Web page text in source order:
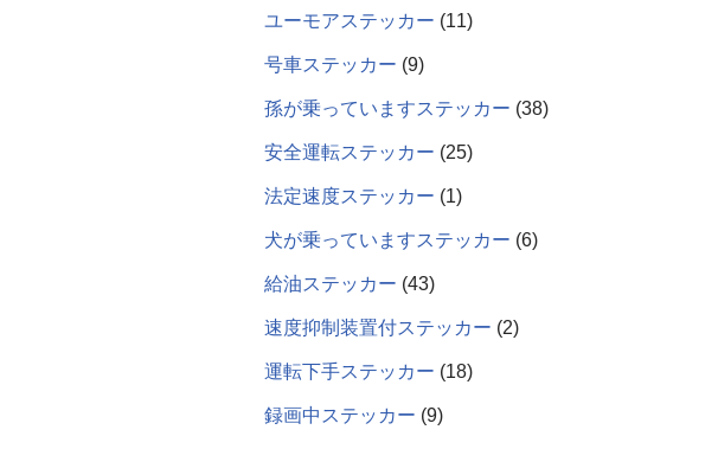
ユーモアステッカー 11
号車ステッカー 9
孫が乗っていますステッカー 38
安全運転ステッカー 25
法定速度ステッカー 1
犬が乗っていますステッカー 6
給油ステッカー 43
速度抑制装置付ステッカー 2
運転下手ステッカー 18
録画中ステッカー 9